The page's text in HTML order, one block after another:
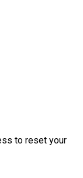
to reset your